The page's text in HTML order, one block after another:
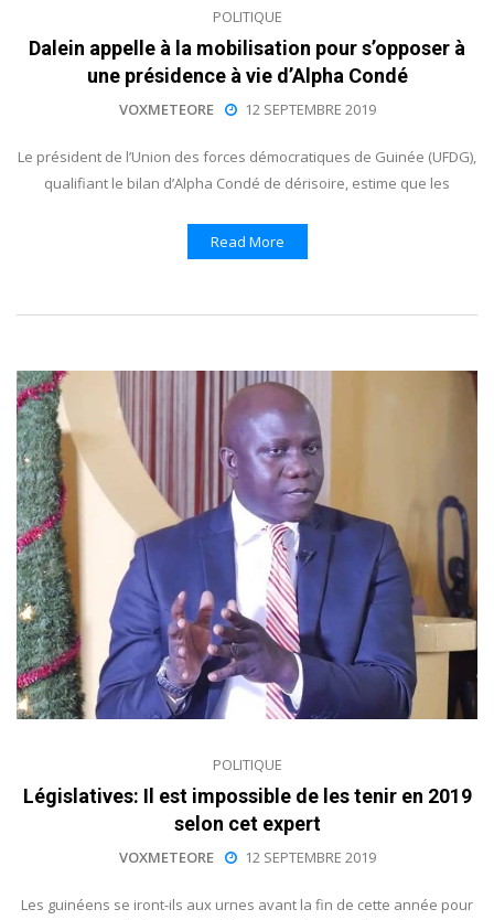
POLITIQUE
Dalein appelle à la mobilisation pour s’opposer à
une présidence à vie d’Alpha Condé
VOXMETEORE 12 SEPTEMBRE 2019
Le président de l’Union des forces démocratiques de Guinée (UFDG),
qualifiant le bilan d’Alpha Condé de dérisoire, estime que les
Read More
POLITIQUE
Législatives: Il est impossible de les tenir en 2019
selon cet expert
VOXMETEORE 12 SEPTEMBRE 2019
Les guinéens se iront-ils aux urnes avant la fin de cette année pour